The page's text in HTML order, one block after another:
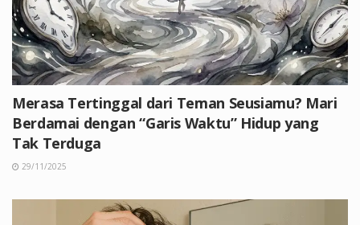
Merasa Tertinggal dari Teman Seusiamu? Mari
Berdamai dengan “Garis Waktu” Hidup yang
Tak Terduga
29/11/2025